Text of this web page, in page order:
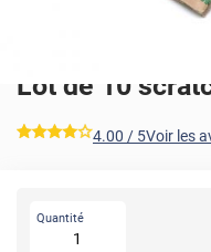
Lot de 10
*****
4.00 / 5Voir les
Quantité